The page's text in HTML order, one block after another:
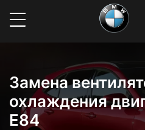
Замена
охлаждения
E84